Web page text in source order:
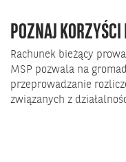
POZNAJ
Rachunek bieżący
MSP pozwala na
przeprowadzanie
związanych z